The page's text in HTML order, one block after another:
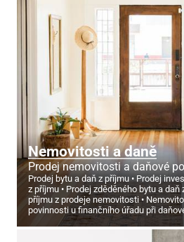
Nemovitosti a daně
Prodej nemovitosti a daňové
Prodej bytu a daň z příjmu
Prodej
z příjmu
Prodej zděděného bytu a daň
příjmu z prodeje nemovitosti
povinnosti u finančního úřadu při